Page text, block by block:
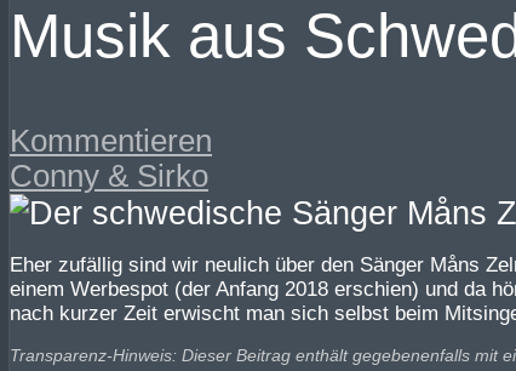
Musik aus
Kommentieren
Conny & Sirko
Eher zufällig sind wir neulich über den Sänger Måns
einem Werbespot (der Anfang 2018 erschien) und da
nach kurzer Zeit erwischt man sich selbst beim
Transparenz-Hinweis: Dieser Beitrag enthält gegebenenfalls mit